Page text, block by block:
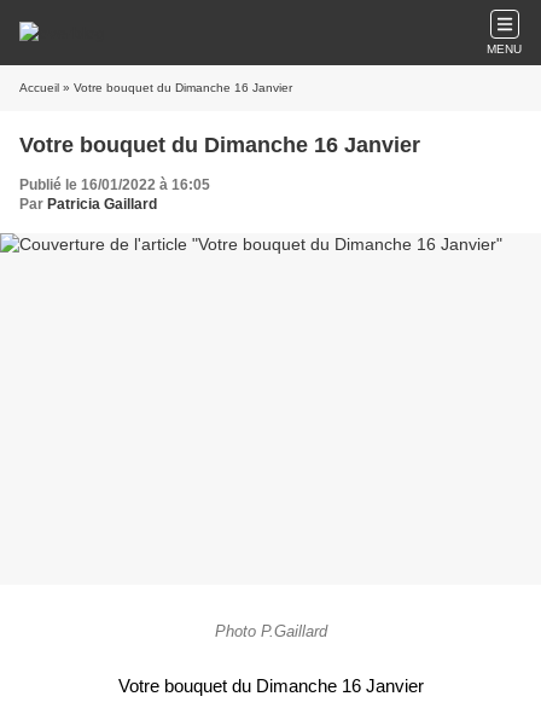
MENU
Accueil » Votre bouquet du Dimanche 16 Janvier
Votre bouquet du Dimanche 16 Janvier
Publié le 16/01/2022 à 16:05
Par Patricia Gaillard
Photo P.Gaillard
Votre bouquet du Dimanche 16 Janvier